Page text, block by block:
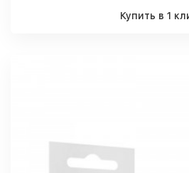
Купить в 1